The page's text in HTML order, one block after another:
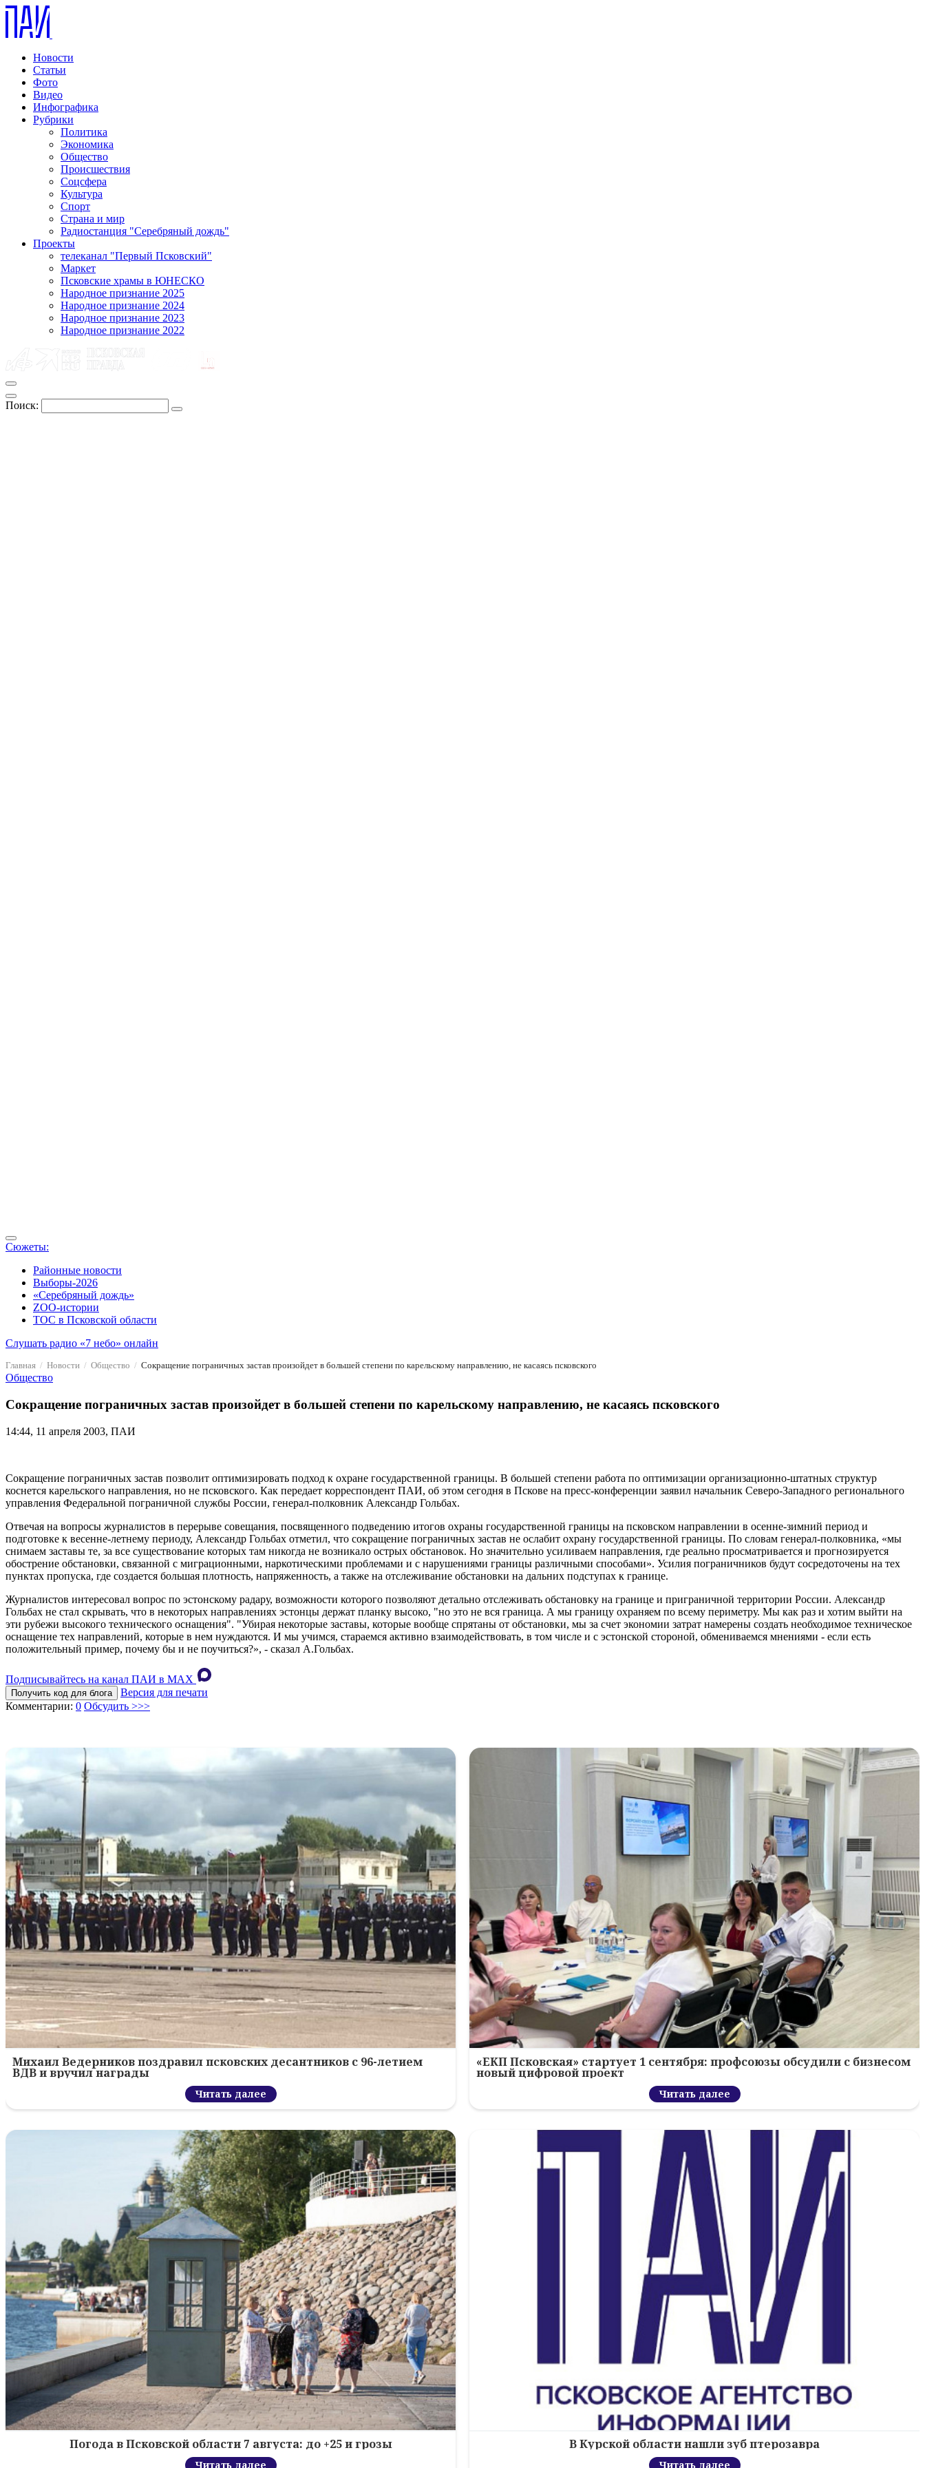
Новости
Статьи
Фото
Видео
Инфографика
Рубрики
Политика
Экономика
Общество
Происшествия
Соцсфера
Культура
Спорт
Страна и мир
Радиостанция "Серебряный дождь"
Проекты
телеканал "Первый Псковский"
Маркет
Псковские храмы в ЮНЕСКО
Народное признание 2025
Народное признание 2024
Народное признание 2023
Народное признание 2022
Поиск:
Сюжеты:
Районные новости
Выборы-2026
«Серебряный дождь»
ZOO-истории
ТОС в Псковской области
Слушать радио «7 небо» онлайн
Главная Новости Общество Сокращение пограничных застав произойдет в большей степени по карельскому направлению, не касаясь псковского
Общество
Сокращение пограничных застав произойдет в большей степени по карельскому направлению, не касаясь псковского
14:44, 11 апреля 2003, ПАИ
Сокращение пограничных застав позволит оптимизировать подход к охране государственной границы. В большей степени работа по оптимизации организационно-штатных структур
коснется карельского направления, но не псковского. Как передает корреспондент ПАИ, об этом сегодня в Пскове на пресс-конференции заявил начальник Северо-Западного регионального
управления Федеральной пограничной службы России, генерал-полковник Александр Гольбах.
Отвечая на вопросы журналистов в перерыве совещания, посвященного подведению итогов охраны государственной границы на псковском направлении в осенне-зимний период и
подготовке к весенне-летнему периоду, Александр Гольбах отметил, что сокращение пограничных застав не ослабит охрану государственной границы. По словам генерал-полковника, «мы
снимаем заставы те, за все существование которых там никогда не возникало острых обстановок. Но значительно усиливаем направления, где реально просматривается и прогнозируется
обострение обстановки, связанной с миграционными, наркотическими проблемами и с нарушениями границы различными способами». Усилия пограничников будут сосредоточены на тех
пунктах пропуска, где создается большая плотность, напряженность, а также на отслеживание обстановки на дальних подступах к границе.
Журналистов интересовал вопрос по эстонскому радару, возможности которого позволяют детально отслеживать обстановку на границе и приграничной территории России. Александр
Гольбах не стал скрывать, что в некоторых направлениях эстонцы держат планку высоко, "но это не вся граница. А мы границу охраняем по всему периметру. Мы как раз и хотим выйти на
эти рубежи высокого технического оснащения". "Убирая некоторые заставы, которые вообще спрятаны от обстановки, мы за счет экономии затрат намерены создать необходимое техническое
оснащение тех направлений, которые в нем нуждаются. И мы учимся, стараемся активно взаимодействовать, в том числе и с эстонской стороной, обмениваемся мнениями - если есть
положительный пример, почему бы и не поучиться?», - сказал А.Гольбах.
Подписывайтесь на канал ПАИ в MAХ
Получить код для блога
Версия для печати
Комментарии: 0 Обсудить >>>
Михаил Ведерников поздравил псковских десантников с 96-летием
ВДВ и вручил награды
Читать далее
«ЕКП Псковская» стартует 1 сентября: профсоюзы обсудили с бизнесом
новый цифровой проект
Читать далее
Погода в Псковской области 7 августа: до +25 и грозы
Читать далее
В Курской области нашли зуб птерозавра
Читать далее